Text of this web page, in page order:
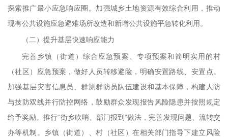
探索推广最小应急响应圈。加强城乡土地资源有效综合利用，推动
现有公共设施应急避难场所改造和新增公共设施平急转化利用。
（二）提升基层快速响应能力
完善乡镇（街道）综合应急预案、专项预案和简明实用的村
（社区）应急预案，做好人员转移避险，明确安置路线、安置点。
加强基层灾害信息员、群测群防员队伍建设和基本保障，构建人防
与技防双线并行防控网络，鼓励群众发现报告风险隐患并按照规定
给予奖励。推行“街乡吹哨、部门报到”做法，完善发现问题、流转交
办等机制。乡镇（街道）、村（社区）在相关部门指导下建立风险